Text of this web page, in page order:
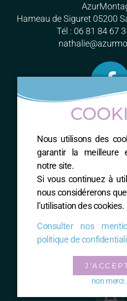
Hameau de Siguret 05200
Tél : 06 81 84 67
ME
Nathalie RUIZ-
Accompagnatrice
Professeur de
Phyto-herboriste,
Thérapeute
Mentions légales & Politique
Nous utilisons des
garantir la meilleure
notre site.
Si vous continuez à
nous considérerons
l’utilisation des cookies.
Consulter nos
politique de
non